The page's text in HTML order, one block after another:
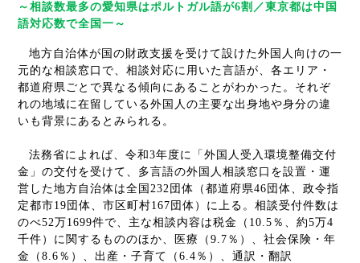
～相談数最多の愛知県はポルトガル語が6割／東京都は中国
語対応数で全国一～
地方自治体が国の財政支援を受けて設けた外国人向けの一
元的な相談窓口で、相談対応に用いた言語が、各エリア・
都道府県ごとで異なる傾向にあることがわかった。それぞ
れの地域に在留している外国人の主要な出身地や身分の違
いも背景にあるとみられる。
法務省によれば、令和 3年度に「外国人受入環境整備交付
金」の交付を受けて、多言語の外国人相談窓口を設置・運
営した地方自治体は全国 232 団体（都道府県46 団体、政令指
定都市19 団体、市区町村167 団体）に上る。相談受付件数は
のべ52万1699件で、主な相談内容は税金（ 10.5 ％、約5万4
千件）に関するもののほか、医療（ 9.7 ％）、社会保険・年
金（ 8.6 ％）、出産・子育て（ 6.4 ％）、通訳・翻訳